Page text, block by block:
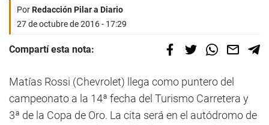
PorRedacción Pilar a Diario
27 de octubre de 2016 - 17:29
Compartí esta nota:
Matías Rossi (Chevrolet) llega como puntero del
campeonato a la 14ª fecha del Turismo Carretera y
3ª de la Copa de Oro. La cita será en el autódromo de